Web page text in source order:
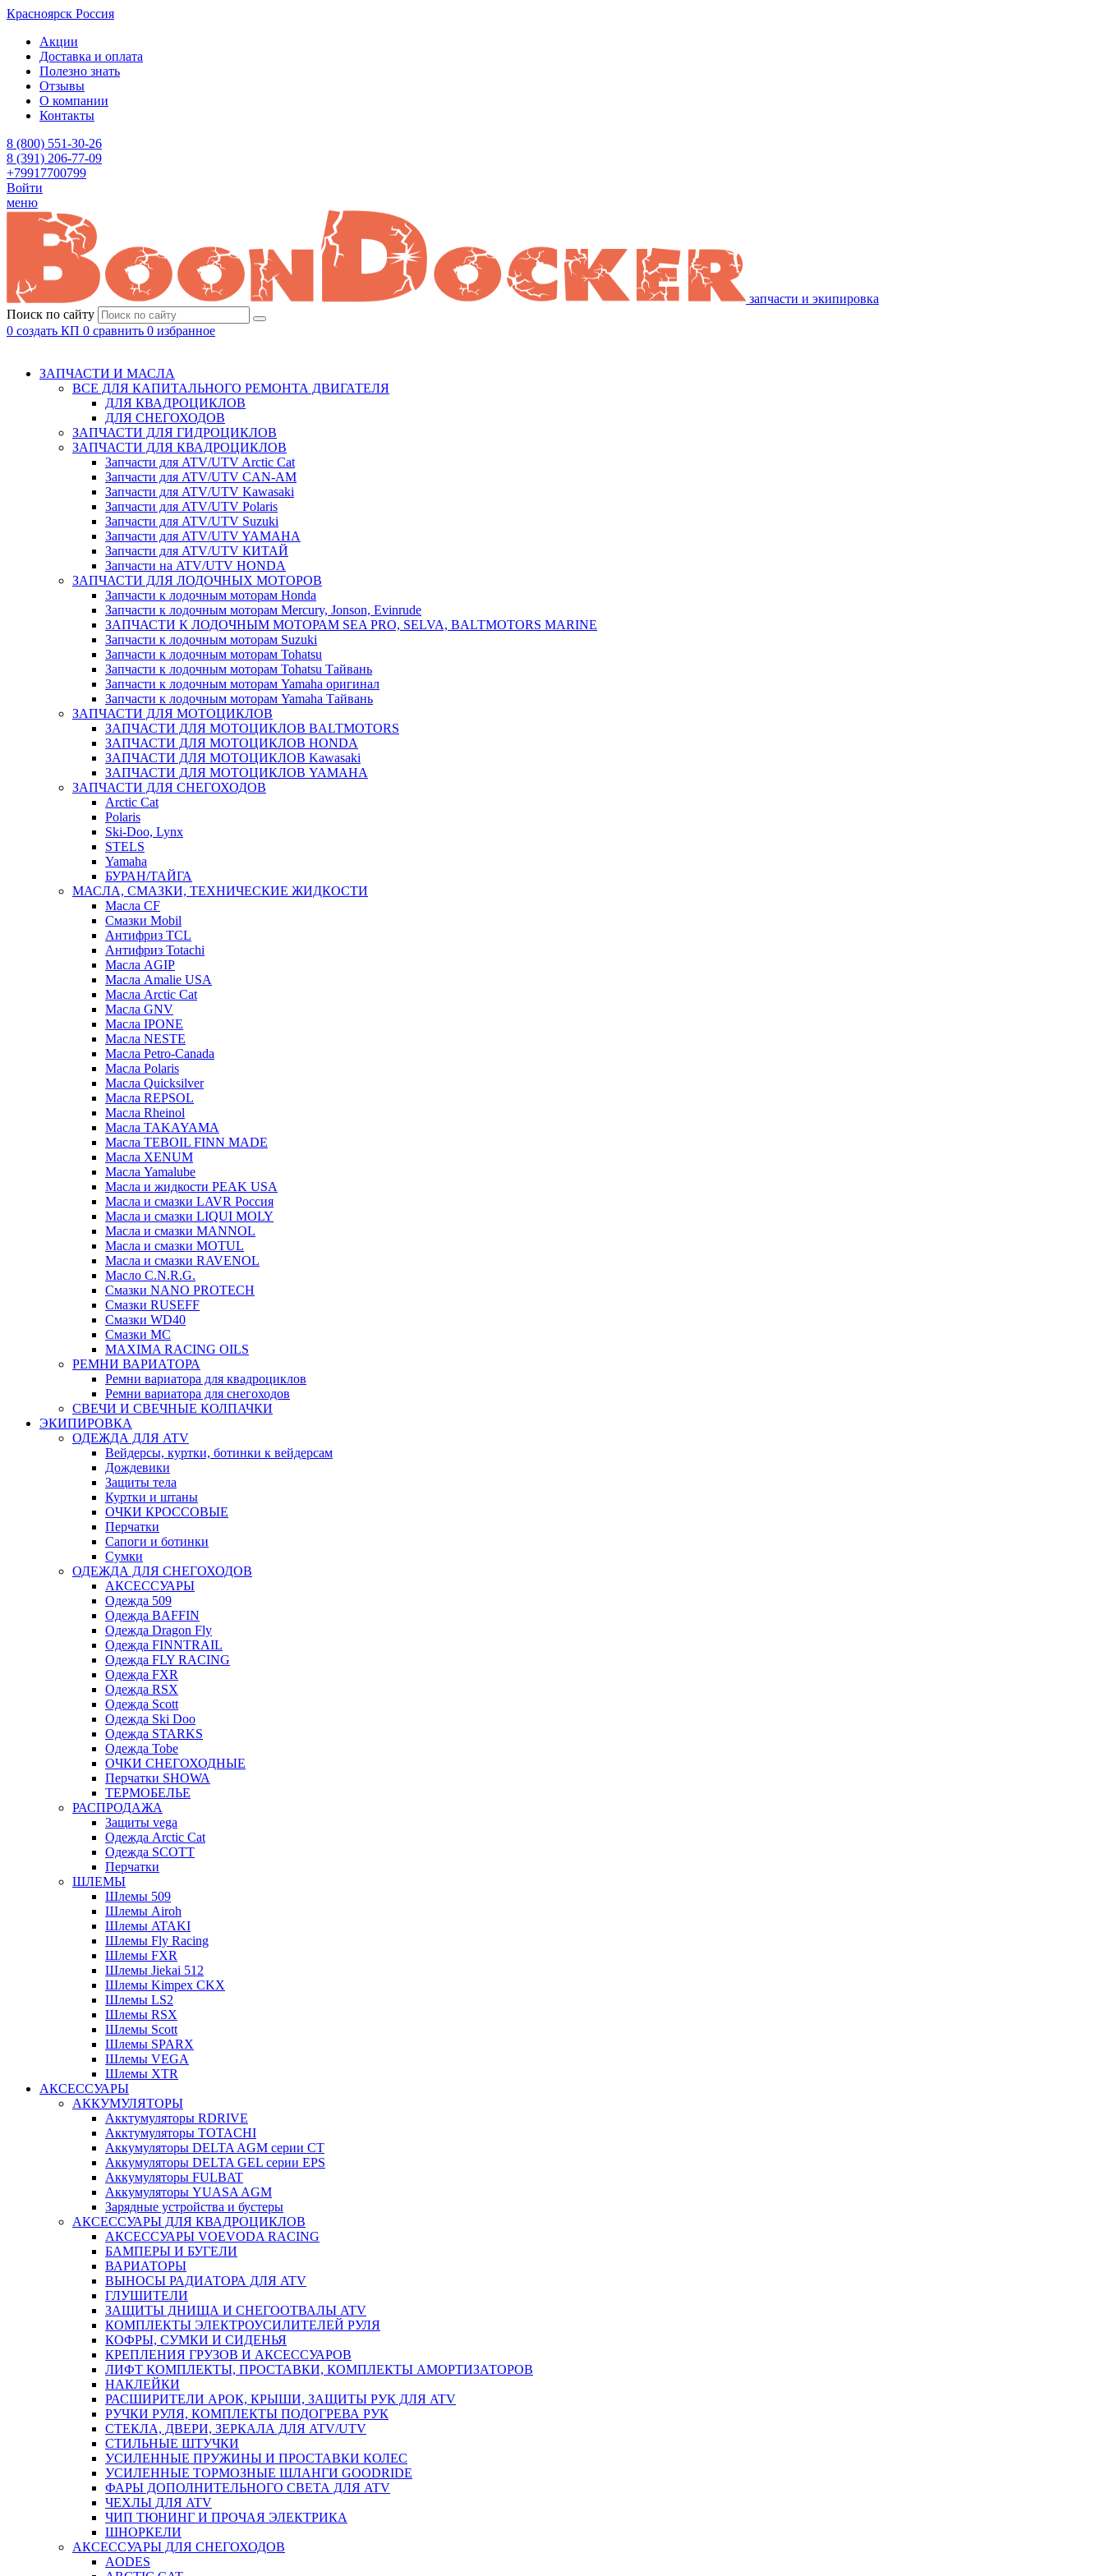
Красноярск Россия
Акции
Доставка и оплата
Полезно знать
Отзывы
О компании
Контакты
8 (800) 551-30-26
8 (391) 206-77-09
+79917700799
Войти
меню
запчасти и экипировка
Поиск по сайту
0 создать КП 0 сравнить 0 избранное
ЗАПЧАСТИ И МАСЛА
ВСЕ ДЛЯ КАПИТАЛЬНОГО РЕМОНТА ДВИГАТЕЛЯ
ДЛЯ КВАДРОЦИКЛОВ
ДЛЯ СНЕГОХОДОВ
ЗАПЧАСТИ ДЛЯ ГИДРОЦИКЛОВ
ЗАПЧАСТИ ДЛЯ КВАДРОЦИКЛОВ
Запчасти для ATV/UTV Arctic Cat
Запчасти для ATV/UTV CAN-AM
Запчасти для ATV/UTV Kawasaki
Запчасти для ATV/UTV Polaris
Запчасти для ATV/UTV Suzuki
Запчасти для ATV/UTV YAMAHA
Запчасти для ATV/UTV КИТАЙ
Запчасти на ATV/UTV HONDA
ЗАПЧАСТИ ДЛЯ ЛОДОЧНЫХ МОТОРОВ
Запчасти к лодочным моторам Honda
Запчасти к лодочным моторам Mercury, Jonson, Evinrude
ЗАПЧАСТИ К ЛОДОЧНЫМ МОТОРАМ SEA PRO, SELVA, BALTMOTORS MARINE
Запчасти к лодочным моторам Suzuki
Запчасти к лодочным моторам Tohatsu
Запчасти к лодочным моторам Tohatsu Тайвань
Запчасти к лодочным моторам Yamaha оригинал
Запчасти к лодочным моторам Yamaha Тайвань
ЗАПЧАСТИ ДЛЯ МОТОЦИКЛОВ
ЗАПЧАСТИ ДЛЯ МОТОЦИКЛОВ BALTMOTORS
ЗАПЧАСТИ ДЛЯ МОТОЦИКЛОВ HONDA
ЗАПЧАСТИ ДЛЯ МОТОЦИКЛОВ Kawasaki
ЗАПЧАСТИ ДЛЯ МОТОЦИКЛОВ YAMAHA
ЗАПЧАСТИ ДЛЯ СНЕГОХОДОВ
Arctic Cat
Polaris
Ski-Doo, Lynx
STELS
Yamaha
БУРАН/ТАЙГА
МАСЛА, СМАЗКИ, ТЕХНИЧЕСКИЕ ЖИДКОСТИ
Масла CF
Смазки Mobil
Антифриз TCL
Антифриз Totachi
Масла AGIP
Масла Amalie USA
Масла Arctic Cat
Масла GNV
Масла IPONE
Масла NESTE
Масла Petro-Canada
Масла Polaris
Масла Quicksilver
Масла REPSOL
Масла Rheinol
Масла TAKAYAMA
Масла TEBOIL FINN MADE
Масла XENUM
Масла Yamalube
Масла и жидкости PEAK USA
Масла и смазки LAVR Россия
Масла и смазки LIQUI MOLY
Масла и смазки MANNOL
Масла и смазки MOTUL
Масла и смазки RAVENOL
Масло C.N.R.G.
Смазки NANO PROTECH
Смазки RUSEFF
Смазки WD40
Смазки МС
MAXIMA RACING OILS
РЕМНИ ВАРИАТОРА
Ремни вариатора для квадроциклов
Ремни вариатора для снегоходов
СВЕЧИ И СВЕЧНЫЕ КОЛПАЧКИ
ЭКИПИРОВКА
ОДЕЖДА ДЛЯ ATV
Вейдерсы, куртки, ботинки к вейдерсам
Дождевики
Защиты тела
Куртки и штаны
ОЧКИ КРОССОВЫЕ
Перчатки
Сапоги и ботинки
Сумки
ОДЕЖДА ДЛЯ СНЕГОХОДОВ
АКСЕССУАРЫ
Одежда 509
Одежда BAFFIN
Одежда Dragon Fly
Одежда FINNTRAIL
Одежда FLY RACING
Одежда FXR
Одежда RSX
Одежда Scott
Одежда Ski Doo
Одежда STARKS
Одежда Tobe
ОЧКИ СНЕГОХОДНЫЕ
Перчатки SHOWA
ТЕРМОБЕЛЬЕ
РАСПРОДАЖА
Защиты vega
Одежда Arctic Cat
Одежда SCOTT
Перчатки
ШЛЕМЫ
Шлемы 509
Шлемы Airoh
Шлемы ATAKI
Шлемы Fly Racing
Шлемы FXR
Шлемы Jiekai 512
Шлемы Kimpex CKX
Шлемы LS2
Шлемы RSX
Шлемы Scott
Шлемы SPARX
Шлемы VEGA
Шлемы XTR
АКСЕССУАРЫ
АККУМУЛЯТОРЫ
Акктумуляторы RDRIVE
Акктумуляторы TOTACHI
Аккумуляторы DELTA AGM серии CT
Аккумуляторы DELTA GEL серии EPS
Аккумуляторы FULBAT
Аккумуляторы YUASA AGM
Зарядные устройства и бустеры
АКСЕССУАРЫ ДЛЯ КВАДРОЦИКЛОВ
АКСЕССУАРЫ VOEVODA RACING
БАМПЕРЫ И БУГЕЛИ
ВАРИАТОРЫ
ВЫНОСЫ РАДИАТОРА ДЛЯ ATV
ГЛУШИТЕЛИ
ЗАЩИТЫ ДНИЩА И СНЕГООТВАЛЫ ATV
КОМПЛЕКТЫ ЭЛЕКТРОУСИЛИТЕЛЕЙ РУЛЯ
КОФРЫ, СУМКИ И СИДЕНЬЯ
КРЕПЛЕНИЯ ГРУЗОВ И АКСЕССУАРОВ
ЛИФТ КОМПЛЕКТЫ, ПРОСТАВКИ, КОМПЛЕКТЫ АМОРТИЗАТОРОВ
НАКЛЕЙКИ
РАСШИРИТЕЛИ АРОК, КРЫШИ, ЗАЩИТЫ РУК ДЛЯ ATV
РУЧКИ РУЛЯ, КОМПЛЕКТЫ ПОДОГРЕВА РУК
СТЕКЛА, ДВЕРИ, ЗЕРКАЛА ДЛЯ ATV/UTV
СТИЛЬНЫЕ ШТУЧКИ
УСИЛЕННЫЕ ПРУЖИНЫ И ПРОСТАВКИ КОЛЕС
УСИЛЕННЫЕ ТОРМОЗНЫЕ ШЛАНГИ GOODRIDE
ФАРЫ ДОПОЛНИТЕЛЬНОГО СВЕТА ДЛЯ ATV
ЧЕХЛЫ ДЛЯ ATV
ЧИП ТЮНИНГ И ПРОЧАЯ ЭЛЕКТРИКА
ШНОРКЕЛИ
АКСЕССУАРЫ ДЛЯ СНЕГОХОДОВ
AODES